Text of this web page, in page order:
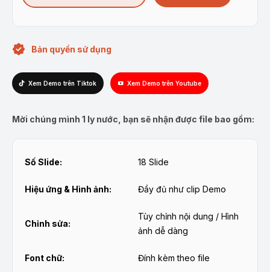
Bản quyền sử dụng
Xem Demo trên Tiktok Xem Demo trên Youtube
Mời chúng mình 1 ly nước, bạn sẽ nhận được file bao gồm:
Số Slide: 18 Slide
Hiệu ứng & Hình ảnh: Đầy đủ như clip Demo
Chỉnh sửa:
Tùy chỉnh nội dung / Hình
ảnh dễ dàng
Font chữ: Đính kèm theo file